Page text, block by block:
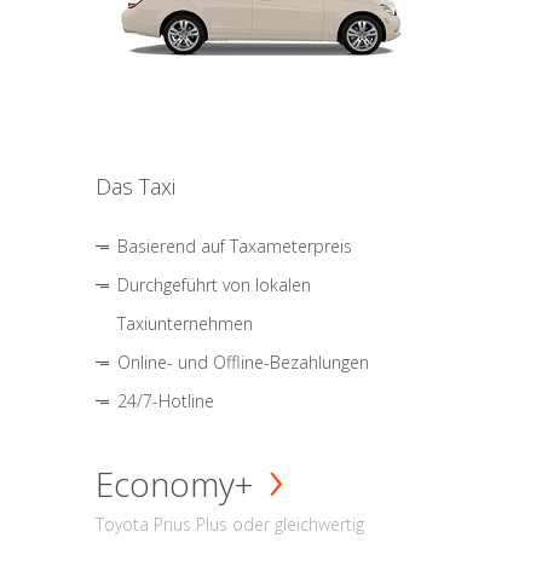
Das Taxi
Basierend auf Taxameterpreis
Durchgeführt von lokalen
Taxiunternehmen
Online- und Offline-Bezahlungen
24/7-Hotline
Economy+
Toyota Prius Plus oder gleichwertig